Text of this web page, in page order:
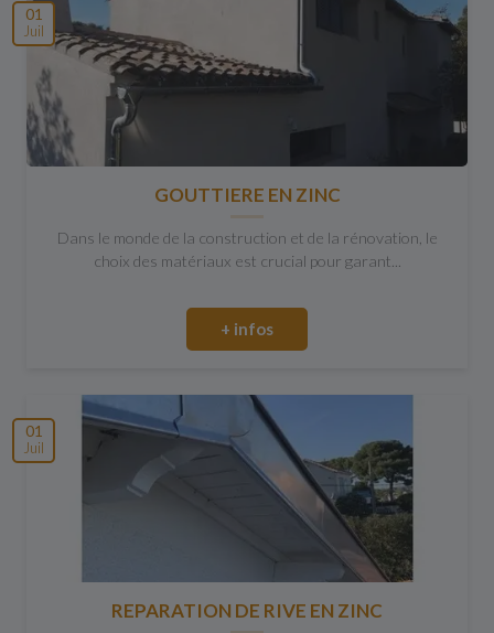
01
Juil
GOUTTIERE EN ZINC
Dans le monde de la construction et de la rénovation, le
choix des matériaux est crucial pour garant...
+ infos
01
Juil
REPARATION DE RIVE EN ZINC